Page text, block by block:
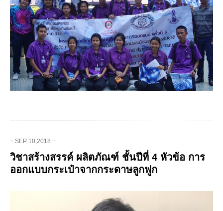
− SEP 10,2018 −
วิชาสร้างสรรค์ ผลิตภัณฑ์ ชั้นปีที่ 4 หัวข้อ การ
ออกแบบกระเป๋าจากกระดาษลูกฟูก